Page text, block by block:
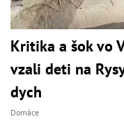
Kritika a šok vo
vzali deti na
dych
Domáce